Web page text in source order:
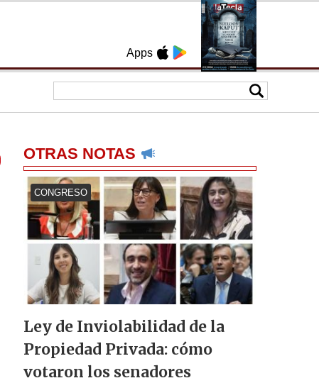
Apps
OTRAS NOTAS
CONGRESO
Ley de Inviolabilidad de la
Propiedad Privada: cómo
votaron los senadores